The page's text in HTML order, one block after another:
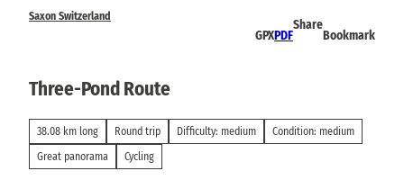
Saxon Switzerland
GPXPDF
Share
Bookmark
Three-Pond Route
38.08 km long Round trip Difficulty: medium
Condition: medium
Great panorama
Cycling